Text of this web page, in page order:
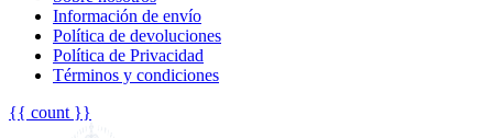
Información de envío
Política de devoluciones
Política de Privacidad
Términos y condiciones
{{ count }}